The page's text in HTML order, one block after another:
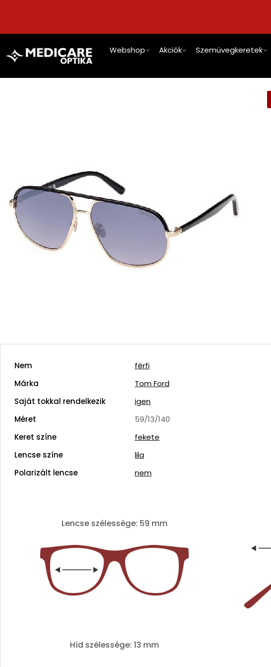
Webshop Akciók Szemüvegkeretek
Nem
férfi
Márka
Tom Ford
Saját tokkal rendelkezik
igen
Méret
59/13/140
Keret színe
fekete
Lencse színe
lila
Polarizált lencse
nem
Lencse szélessége: 59 mm
Híd szélessége: 13 mm